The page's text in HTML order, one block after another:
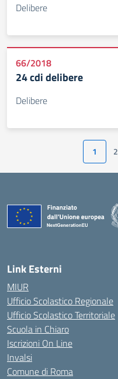
Delibere
66/2018
24 cdi delibere
Delibere
1 2
Link Esterni
MIUR
Ufficio Scolastico Regionale
Ufficio Scolastico Territoriale
Scuola in Chiaro
Iscrizioni On Line
Invalsi
Comune di Roma